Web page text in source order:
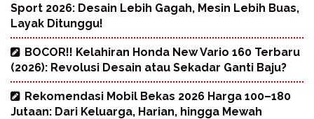
Sport 2026: Desain Lebih Gagah, Mesin Lebih Buas,
Layak Ditunggu!
BOCOR!! Kelahiran Honda New Vario 160 Terbaru
(2026): Revolusi Desain atau Sekadar Ganti Baju?
Rekomendasi Mobil Bekas 2026 Harga 100–180
Jutaan: Dari Keluarga, Harian, hingga Mewah